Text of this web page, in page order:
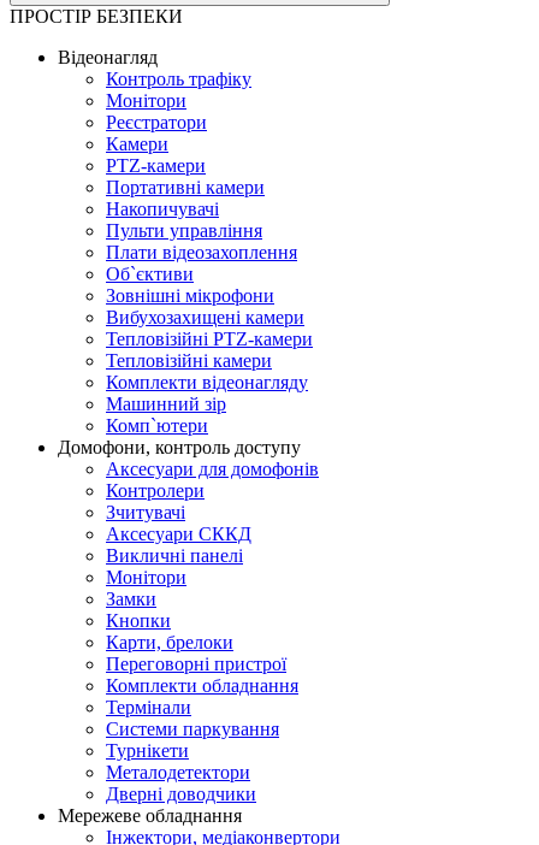
ПРОСТІР БЕЗПЕКИ
Відеонагляд
Контроль трафіку
Монітори
Реєстратори
Камери
PTZ-камери
Портативні камери
Накопичувачі
Пульти управління
Плати відеозахоплення
Об`єктиви
Зовнішні мікрофони
Вибухозахищені камери
Тепловізійні PTZ-камери
Тепловізійні камери
Комплекти відеонагляду
Машинний зір
Комп`ютери
Домофони, контроль доступу
Аксесуари для домофонів
Контролери
Зчитувачі
Аксесуари СККД
Викличні панелі
Монітори
Замки
Кнопки
Карти, брелоки
Переговорні пристрої
Комплекти обладнання
Термінали
Системи паркування
Турнікети
Металодетектори
Дверні доводчики
Мережеве обладнання
Інжектори, медіаконвертори